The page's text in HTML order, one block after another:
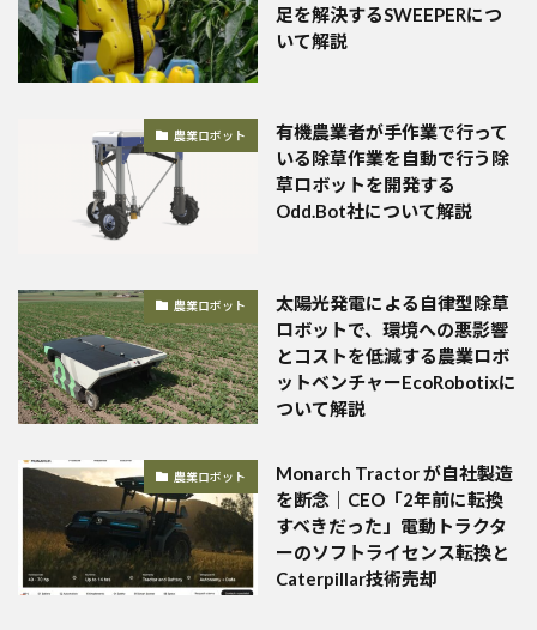
足を解決するSWEEPERにつ
いて解説
農業ロボット
有機農業者が手作業で行って
いる除草作業を自動で行う除
草ロボットを開発する
Odd.Bot社について解説
農業ロボット
太陽光発電による自律型除草
ロボットで、環境への悪影響
とコストを低減する農業ロボ
ットベンチャーEcoRobotixに
ついて解説
農業ロボット
Monarch Tractor が自社製造
を断念｜CEO「2年前に転換
すべきだった」電動トラクタ
ーのソフトライセンス転換と
Caterpillar技術売却